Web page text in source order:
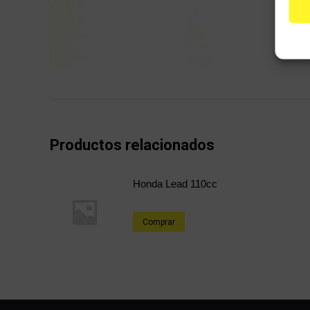
Productos relacionados
Honda Lead 110cc
Comprar